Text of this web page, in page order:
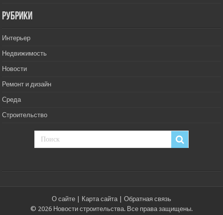
РУбрики
Интерьер
Недвижимость
Новости
Ремонт и дизайн
Среда
Строительство
О сайте Карта сайта| Обратная связь
© 2026 Новости строительства. Все права защищены.